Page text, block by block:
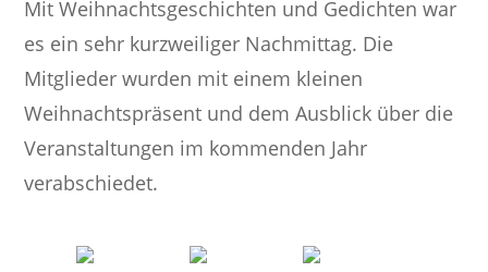
Mit Weihnachtsgeschichten und Gedichten war
es ein sehr kurzweiliger Nachmittag. Die
Mitglieder wurden mit einem kleinen
Weihnachtspräsent und dem Ausblick über die
Veranstaltungen im kommenden Jahr
verabschiedet.